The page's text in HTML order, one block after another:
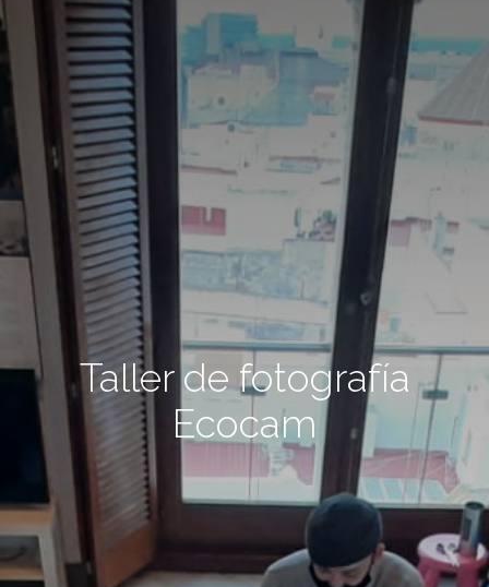
Taller de fotografía
Ecocam